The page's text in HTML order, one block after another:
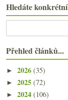
Hledáte
Přehled článků...
► 2026 (35)
► 2025 (72)
► 2024 (106)